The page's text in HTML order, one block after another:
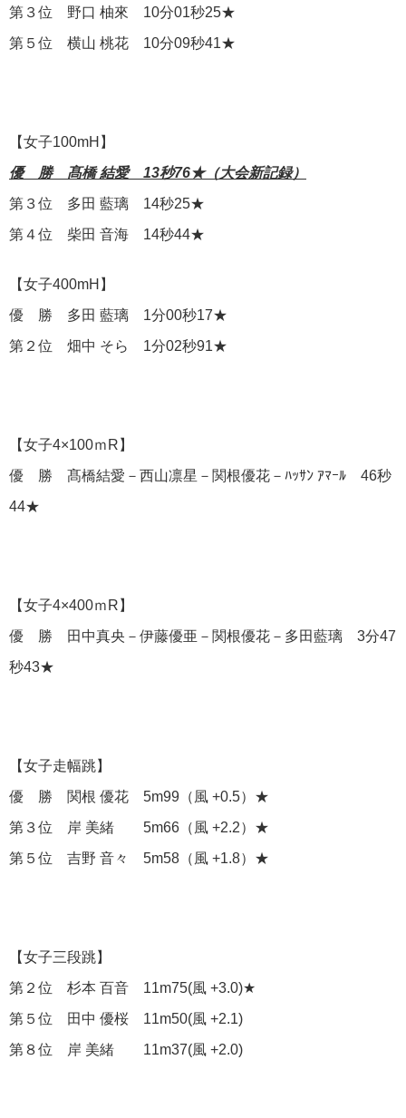
第３位 野口 柚來 10分01秒25★
第５位 横山 桃花 10分09秒41★
【女子100mH】
優 勝 髙橋 結愛 13秒76★（大会新記録）
第３位 多田 藍璃 14秒25★
第４位 柴田 音海 14秒44★
【女子400mH】
優 勝 多田 藍璃 1分00秒17★
第２位 畑中 そら 1分02秒91★
【女子4×100ｍR】
優 勝 髙橋結愛－西山凛星－関根優花－ﾊｯｻﾝ ｱﾏｰﾙ 46秒
44★
【女子4×400ｍR】
優 勝 田中真央－伊藤優亜－関根優花－多田藍璃 3分47
秒43★
【女子走幅跳】
優 勝 関根 優花 5m99（風 +0.5）★
第３位 岸 美緒 5m66（風 +2.2）★
第５位 吉野 音々 5m58（風 +1.8）★
【女子三段跳】
第２位 杉本 百音 11m75(風 +3.0)★
第５位 田中 優桜 11m50(風 +2.1)
第８位 岸 美緒 11m37(風 +2.0)